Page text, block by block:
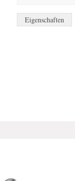
Eigenschaften